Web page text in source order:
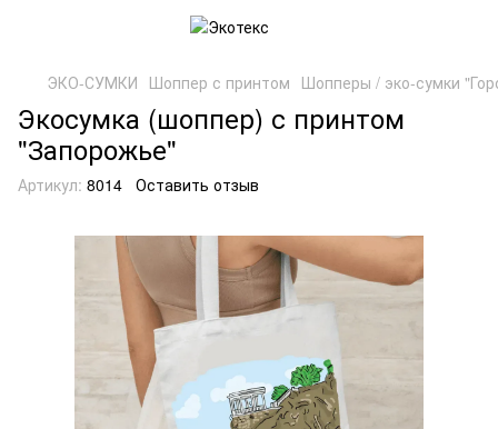
ЭКО-СУМКИ Шоппер с принтом Шопперы / эко-сумки
Экосумка (шоппер) с принтом
"Запорожье"
Артикул: 8014 Оставить отзыв